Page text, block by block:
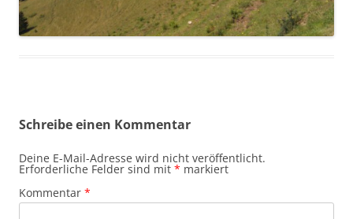
Schreibe einen Kommentar
Deine E-Mail-Adresse wird nicht veröffentlicht.
Erforderliche Felder sind mit * markiert
Kommentar *